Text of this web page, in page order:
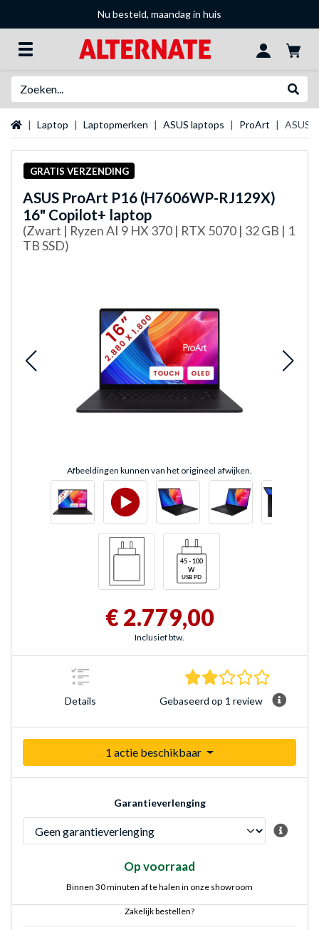
Nu besteld, maandag in huis
Startpagina
Laptop Laptopmerken ASUS laptops ProArt ASUS
GRATIS VERZENDING
ASUS ProArt P16 (H7606WP-RJ129X)
16" Copilot+ laptop
(Zwart | Ryzen AI 9 HX 370 | RTX 5070 | 32 GB | 1
TB SSD)
Afbeeldingen kunnen van het origineel afwijken.
€ 2.779,00
Inclusief btw.
Details Gebaseerd op 1 review
1 actie beschikbaar
Garantieverlenging
Op voorraad
Binnen 30 minuten af te halen in onze showroom
Zakelijk bestellen?